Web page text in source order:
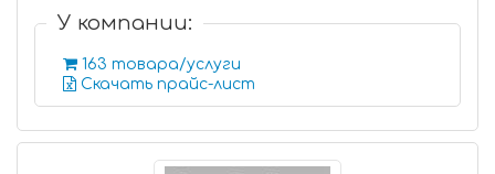
У компании:
163 товара/услуги
Скачать прайс-лист